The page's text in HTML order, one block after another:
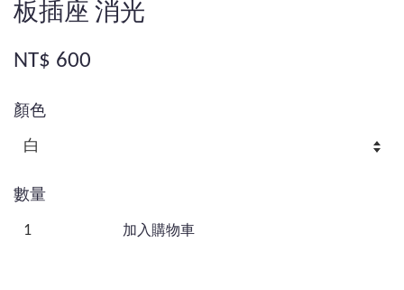
板插座 消光
NT$ 600
顏色
數量
加入購物車